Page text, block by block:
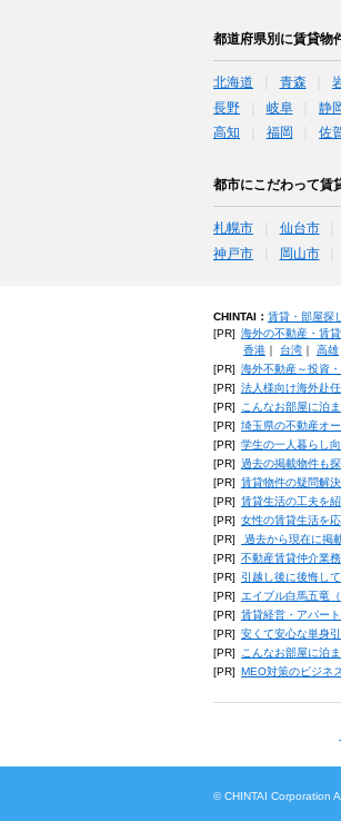
都道府県別に賃貸物
北海道 青森
長野
岐阜 静
高知
福岡 佐
都市にこだわって賃
札幌市 仙台市
神戸市
岡山市
CHINTAI： 賃貸・部屋探
[PR] 海外の不動産・賃
香港｜ 台湾｜ 高雄
[PR] 海外不動産～投資
[PR] 法人様向け海外赴
[PR]
こんなお部屋に泊
[PR] 埼玉県の不動産オ
[PR] 学生の一人暮らし
[PR] 過去の掲載物件も
[PR] 賃貸物件の疑問解
[PR] 賃貸生活の工夫を
[PR] 女性の賃貸生活を
[PR]
過去から現在に掲
[PR] 不動産賃貸仲介業
[PR]
引越し後に後悔し
[PR]
エイブル白馬五竜
[PR] 賃貸経営・アパー
[PR] 安くて安心な単身
[PR]
こんなお部屋に泊
[PR] MEO対策のビジネ
© CHINTAI Corporation